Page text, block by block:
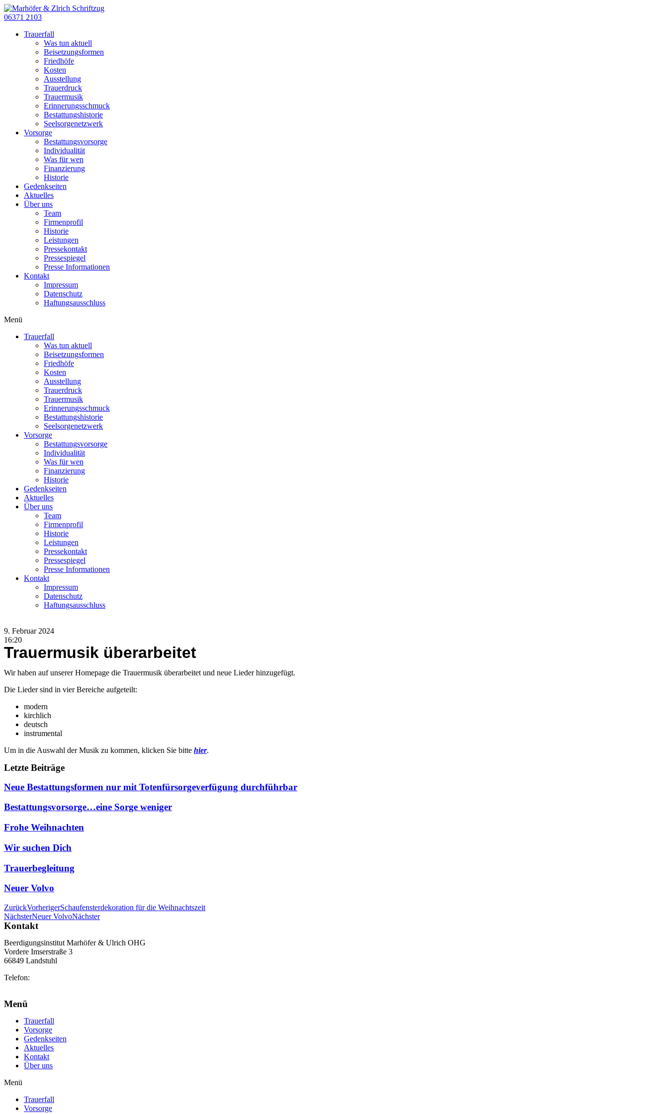
06371 2103
Trauerfall
Was tun aktuell
Beisetzungsformen
Friedhöfe
Kosten
Ausstellung
Trauerdruck
Trauermusik
Erinnerungsschmuck
Bestattungshistorie
Seelsorgenetzwerk
Vorsorge
Bestattungsvorsorge
Individualität
Was für wen
Finanzierung
Historie
Gedenkseiten
Aktuelles
Über uns
Team
Firmenprofil
Historie
Leistungen
Pressekontakt
Pressespiegel
Presse Informationen
Kontakt
Impressum
Datenschutz
Haftungsausschluss
Menü
Trauerfall
Was tun aktuell
Beisetzungsformen
Friedhöfe
Kosten
Ausstellung
Trauerdruck
Trauermusik
Erinnerungsschmuck
Bestattungshistorie
Seelsorgenetzwerk
Vorsorge
Bestattungsvorsorge
Individualität
Was für wen
Finanzierung
Historie
Gedenkseiten
Aktuelles
Über uns
Team
Firmenprofil
Historie
Leistungen
Pressekontakt
Pressespiegel
Presse Informationen
Kontakt
Impressum
Datenschutz
Haftungsausschluss
9. Februar 2024
16:20
Trauermusik überarbeitet
Wir haben auf unserer Homepage die Trauermusik überarbeitet und neue Lieder hinzugefügt.
Die Lieder sind in vier Bereiche aufgeteilt:
modern
kirchlich
deutsch
instrumental
Um in die Auswahl der Musik zu kommen, klicken Sie bitte hier.
Letzte Beiträge
Neue Bestattungsformen nur mit Totenfürsorgeverfügung durchführbar
Bestattungsvorsorge…eine Sorge weniger
Frohe Weihnachten
Wir suchen Dich
Trauerbegleitung
Neuer Volvo
ZurückVorherigerSchaufensterdekoration für die Weihnachtszeit
NächsterNeuer VolvoNächster
Kontakt
Beerdigungsinstitut Marhöfer & Ulrich OHG
Vordere Imserstraße 3
66849 Landstuhl
Telefon:
Menü
Trauerfall
Vorsorge
Gedenkseiten
Aktuelles
Kontakt
Über uns
Menü
Trauerfall
Vorsorge